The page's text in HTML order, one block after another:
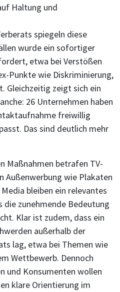
Haltung und
spiegeln diese
wurde ein sofortiger
etwa bei Verstößen
Punkte wie Diskriminierung,
Gleichzeitig zeigt sich ein
26 Unternehmen haben
freiwillig
Das sind deutlich mehr
Maßnahmen betrafen TV-
Außenwerbung wie Plakaten
bleiben ein relevantes
die zunehmende Bedeutung
Klar ist zudem, dass ein
außerhalb der
lag, etwa bei Themen wie
Wettbewerb. Dennoch
und Konsumenten wollen
klare Orientierung im